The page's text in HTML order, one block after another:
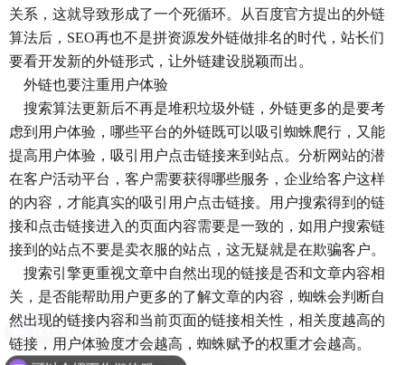
关系，这就导致形成了一个死循环。从百度官方提出的外链
算法后，SEO再也不是拼资源发外链做排名的时代，站长们
要看开发新的外链形式，让外链建设脱颖而出。
外链也要注重用户体验
搜索算法更新后不再是堆积垃圾外链，外链更多的是要考
虑到用户体验，哪些平台的外链既可以吸引蜘蛛爬行，又能
提高用户体验，吸引用户点击链接来到站点。分析网站的潜
在客户活动平台，客户需要获得哪些服务，企业给客户这样
的内容，才能真实的吸引用户点击链接。用户搜索得到的链
接和点击链接进入的页面内容需要是一致的，如用户搜索链
接到的站点不要是卖衣服的站点，这无疑就是在欺骗客户。
搜索引擎更重视文章中自然出现的链接是否和文章内容相
关，是否能帮助用户更多的了解文章的内容，蜘蛛会判断自
然出现的链接内容和当前页面的链接相关性，相关度越高的
链接，用户体验度才会越高，蜘蛛赋予的权重才会越高。
现在有优惠活动么？